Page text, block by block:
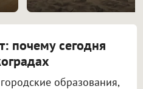
почему сегодня
образования,